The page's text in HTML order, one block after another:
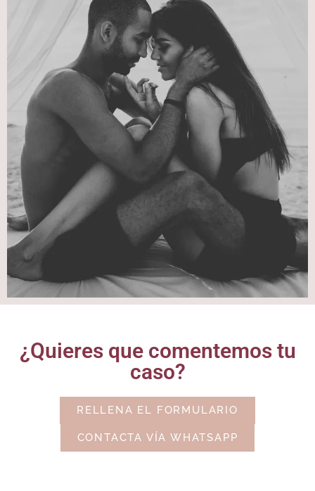
¿Quieres que comentemos tu
caso?
RELLENA EL FORMULARIO
CONTACTA VÍA WHATSAPP